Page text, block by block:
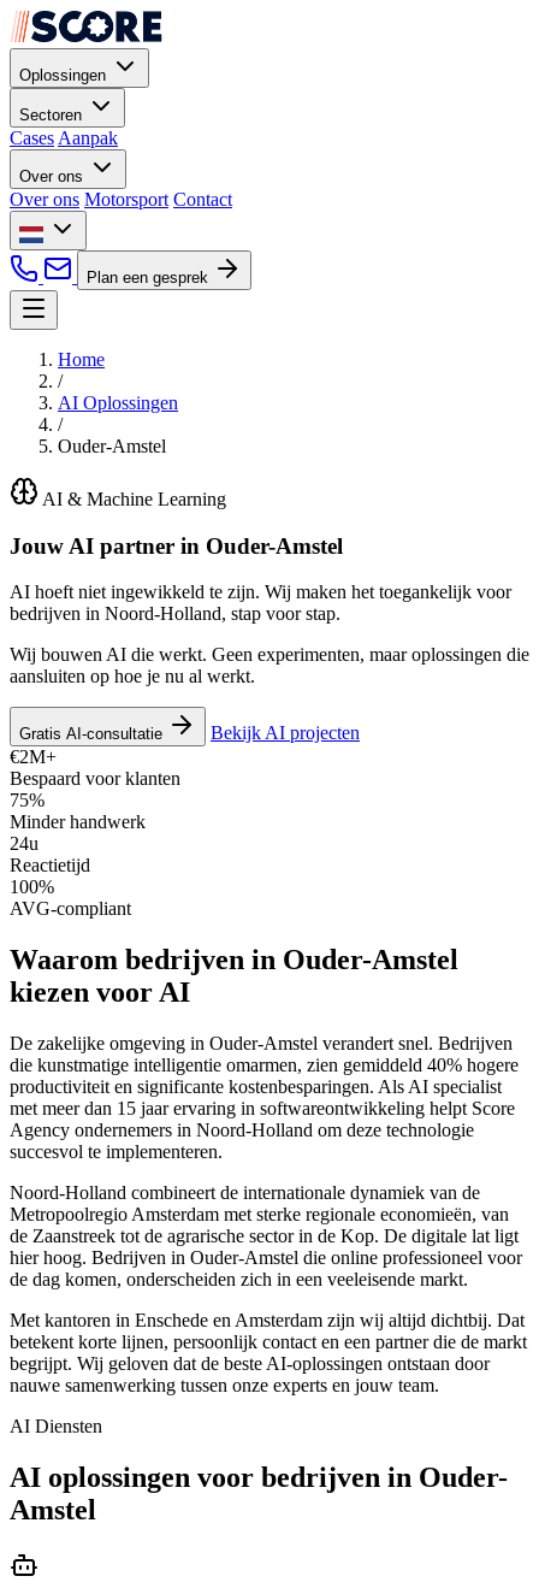
Oplossingen
Sectoren
Cases Aanpak
Over ons
Over ons Motorsport Contact
Plan een gesprek
Home
/
AI Oplossingen
/
Ouder-Amstel
AI & Machine Learning
Jouw AI partner in Ouder-Amstel
AI hoeft niet ingewikkeld te zijn. Wij maken het toegankelijk voor
bedrijven in Noord-Holland, stap voor stap.
Wij bouwen AI die werkt. Geen experimenten, maar oplossingen die
aansluiten op hoe je nu al werkt.
Gratis AI-consultatie
Bekijk AI projecten
€2M+
Bespaard voor klanten
75%
Minder handwerk
24u
Reactietijd
100%
AVG-compliant
Waarom bedrijven in Ouder-Amstel
kiezen voor AI
De zakelijke omgeving in Ouder-Amstel verandert snel. Bedrijven
die kunstmatige intelligentie omarmen, zien gemiddeld 40% hogere
productiviteit en significante kostenbesparingen. Als AI specialist
met meer dan 15 jaar ervaring in softwareontwikkeling helpt Score
Agency ondernemers in Noord-Holland om deze technologie
succesvol te implementeren.
Noord-Holland combineert de internationale dynamiek van de
Metropoolregio Amsterdam met sterke regionale economieën, van
de Zaanstreek tot de agrarische sector in de Kop. De digitale lat ligt
hier hoog. Bedrijven in Ouder-Amstel die online professioneel voor
de dag komen, onderscheiden zich in een veeleisende markt.
Met kantoren in Enschede en Amsterdam zijn wij altijd dichtbij. Dat
betekent korte lijnen, persoonlijk contact en een partner die de markt
begrijpt. Wij geloven dat de beste AI-oplossingen ontstaan door
nauwe samenwerking tussen onze experts en jouw team.
AI Diensten
AI oplossingen voor bedrijven in Ouder-
Amstel